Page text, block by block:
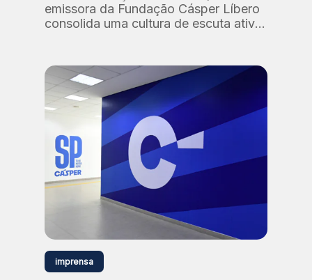
emissora da Fundação Cásper Líbero
consolida uma cultura de escuta ativa
relevância social
imprensa